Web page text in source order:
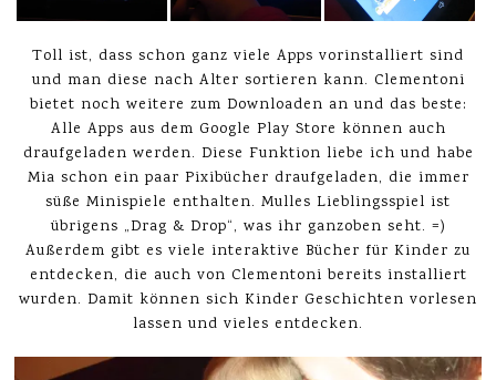
Toll ist, dass schon ganz viele Apps vorinstalliert sind
und man diese nach Alter sortieren kann. Clementoni
bietet noch weitere zum Downloaden an und das beste:
Alle Apps aus dem Google Play Store können auch
draufgeladen werden. Diese Funktion liebe ich und habe
Mia schon ein paar Pixibücher draufgeladen, die immer
süße Minispiele enthalten. Mulles Lieblingsspiel ist
übrigens „Drag & Drop“, was ihr ganzoben seht. =)
Außerdem gibt es viele interaktive Bücher für Kinder zu
entdecken, die auch von Clementoni bereits installiert
wurden. Damit können sich Kinder Geschichten vorlesen
lassen und vieles entdecken.